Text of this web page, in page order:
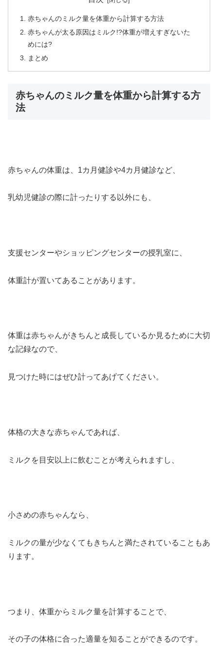
赤ちゃんのミルク量を体重から計算する方法
赤ちゃんが太る原因はミルク!?体重が増えすぎないた
めには?
まとめ
赤ちゃんのミルク量を体重から計算する方
法
赤ちゃんの体重は、1カ月健診や4カ月健診など、
乳幼児健診の際に計ったりする以外にも、
支援センターやショッピングセンターの授乳室に、
体重計が置いてあることがあります。
体重は赤ちゃんがきちんと成長しているか見るために大切
な記録なので、
見つけた時にはぜひ計ってあげてください。
体格の大きな赤ちゃんであれば、
ミルクを目安以上に飲むことが考えられますし、
小さめの赤ちゃんなら、
ミルクの量が少なくてもきちんと満たされていることもあ
ります。
つまり、体重からミルク量を計算することで、
その子の体格に合った適量を知ることができるのです。